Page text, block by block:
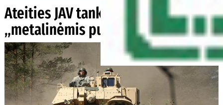
Ateities JAV tankai gali būti šarvuoti
„metalinėmis putomis“